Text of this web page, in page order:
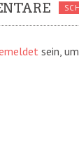
sein,